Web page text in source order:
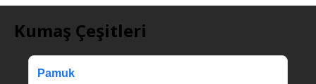
Kumaş Çeşitleri
Pamuk